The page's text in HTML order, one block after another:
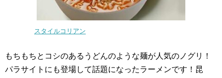
スタイルコリアン
もちもちとコシのあるうどんのような麺が人気のノグリ！
パラサイトにも登場して話題になったラーメンです！昆